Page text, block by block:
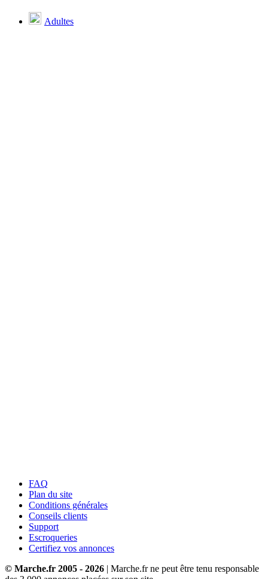
Adultes
FAQ
Plan du site
Conditions générales
Conseils clients
Support
Escroqueries
Certifiez vos annonces
© Marche.fr 2005 - 2026 | Marche.fr ne peut être tenu responsable